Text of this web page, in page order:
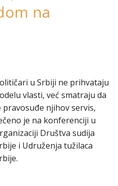
na
u Srbiji ne prihvataju
vlasti, već smatraju da
pravosuđe njihov servis,
je na konferenciji u
Društva sudija
i Udruženja tužilaca